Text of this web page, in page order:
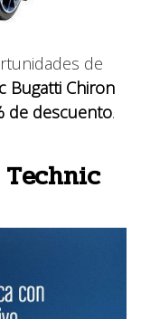
de
Bugatti Chiron
de descuento.
Technic